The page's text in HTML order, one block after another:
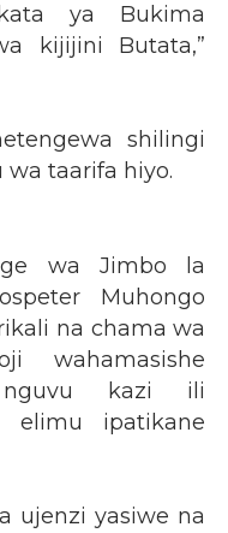
ya Bukima
kijijini Butata,”
shilingi
taarifa hiyo.
wa Jimbo la
Muhongo
na chama wa
wahamasishe
nguvu kazi ili
elimu ipatikane
ujenzi yasiwe na